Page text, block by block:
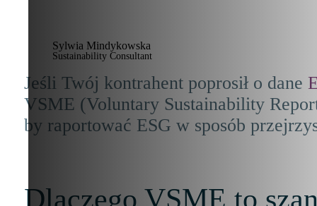
Sylwia Mindykowska
Sustainability Consultant
Jeśli Twój kontrahent poprosił o dane
VSME (Voluntary Sustainability
by raportować ESG w sposób
Dlaczego VSME to